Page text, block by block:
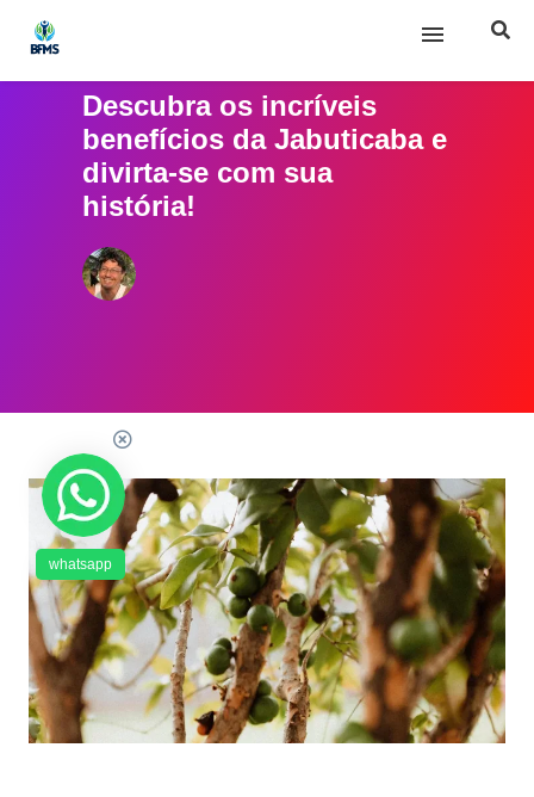
Início
Sobre nós
Posts
Descubra os incríveis
benefícios da Jabuticaba e
divirta-se com sua
história!
whatsapp